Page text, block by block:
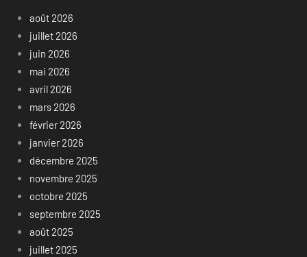
août 2026
juillet 2026
juin 2026
mai 2026
avril 2026
mars 2026
février 2026
janvier 2026
décembre 2025
novembre 2025
octobre 2025
septembre 2025
août 2025
juillet 2025